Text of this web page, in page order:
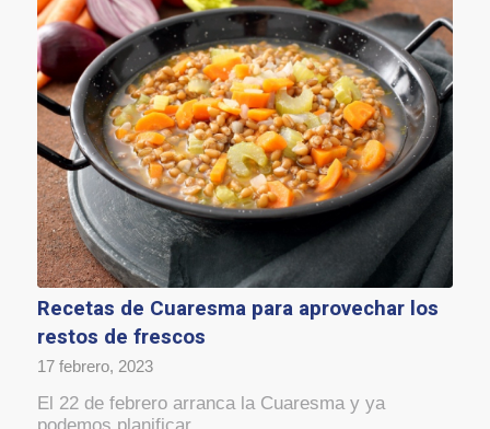
Recetas de Cuaresma para aprovechar los
restos de frescos
17 febrero, 2023
El 22 de febrero arranca la Cuaresma y ya
podemos planificar…